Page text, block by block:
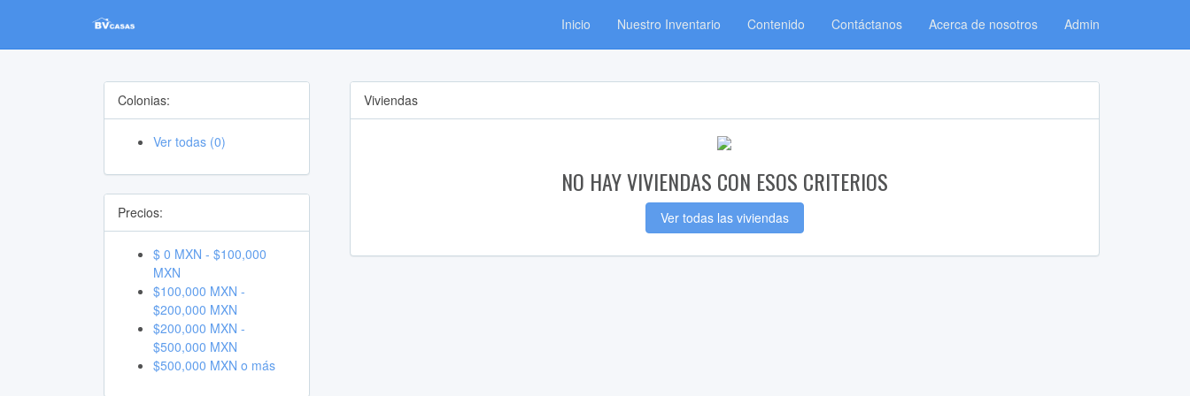
Inicio Nuestro Inventario Contenido Contáctanos Acerca de nosotros Admin
Colonias:
Ver todas (0)
Precios:
$ 0 MXN - $100,000
MXN
$100,000 MXN -
$200,000 MXN
$200,000 MXN -
$500,000 MXN
$500,000 MXN o más
Viviendas
NO HAY VIVIENDAS CON ESOS CRITERIOS
Ver todas las viviendas